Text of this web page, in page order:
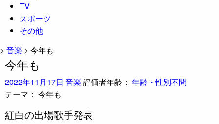
TV
スポーツ
その他
> 音楽 > 今年も
今年も
2022年11月17日 音楽 評価者年齢： 年齢・性別不問
テーマ： 今年も
紅白の出場歌手発表